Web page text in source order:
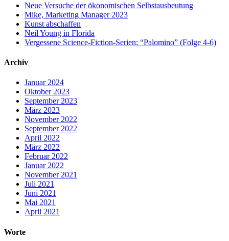
Neue Versuche der ökonomischen Selbstausbeutung
Mike, Marketing Manager 2023
Kunst abschaffen
Neil Young in Florida
Vergessene Science-Fiction-Serien: “Palomino” (Folge 4-6)
Archiv
Januar 2024
Oktober 2023
September 2023
März 2023
November 2022
September 2022
April 2022
März 2022
Februar 2022
Januar 2022
November 2021
Juli 2021
Juni 2021
Mai 2021
April 2021
Worte